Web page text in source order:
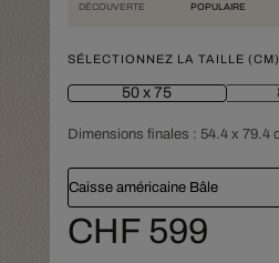
DÉCOUVERTE POPULAIRE
SÉLECTIONNEZ LA TAILLE
50 x 75
Dimensions finales : 54.4 x 79.4
Caisse américaine Bâle
CHF 599